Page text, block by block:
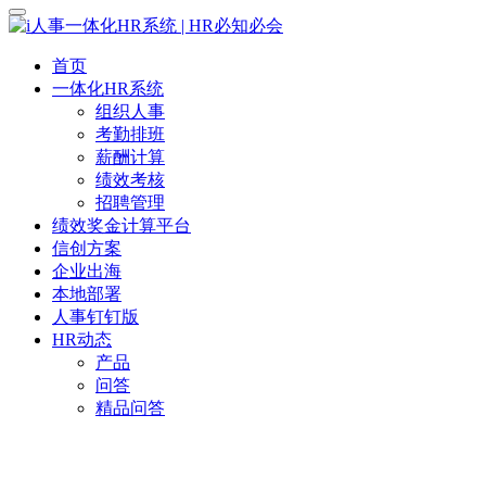
首页
一体化HR系统
组织人事
考勤排班
薪酬计算
绩效考核
招聘管理
绩效奖金计算平台
信创方案
企业出海
本地部署
人事钉钉版
HR动态
产品
问答
精品问答